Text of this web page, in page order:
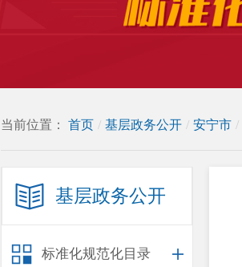
当前位置： 首页 / 基层政务公开 / 安宁市 /
基层政务公开
标准化规范化目录